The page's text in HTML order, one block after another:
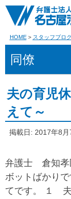
HOME スタッフブロ
同僚
夫の育児
えて～
掲載日: 2017年8
弁護士 倉知孝
ボットばかり
てです。 １ 夫